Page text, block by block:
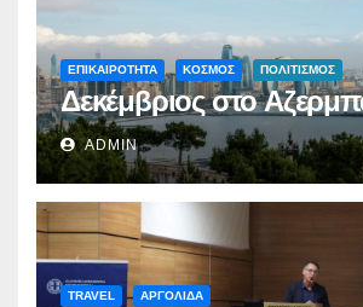
ΕΠΙΚΑΙΡΟΤΗΤΑ ΚΟΣΜΟΣ ΠΟΛΙΤΙΣΜΟΣ
Δεκέμβριος στο
ADMIN
TRAVEL ΑΡΓΟΛΙΔΑ